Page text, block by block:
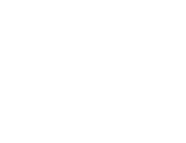
av Einar Kringlen